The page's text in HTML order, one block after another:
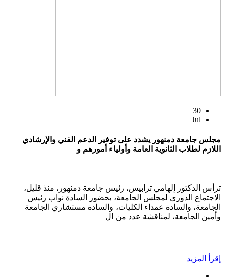
30
Jul
مجلس جامعة دمنهور يشدد على توفير الدعم الفني والإرشادي
اللازم لطلاب الثانوية العامة وأولياء أمورهم و
ترأس الدكتور إلهامي ترابيس، رئيس جامعة دمنهور، منذ قليل،
الاجتماع الدورى لمجلس الجامعة، بحضور السادة نواب رئيس
الجامعة، والسادة عمداء الكليات، والسادة مستشاري الجامعة
وأمين الجامعة، لمناقشة عدد من ال
إقرأ المزيد